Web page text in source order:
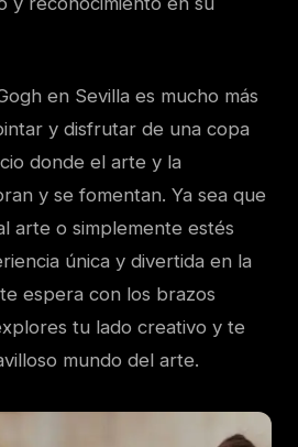
en Sevilla es mucho más
y disfrutar de una copa
donde el arte y la
y se fomentan. Ya sea que
arte o simplemente estés
única y divertida en la
espera con los brazos
tu lado creativo y te
mundo del arte.